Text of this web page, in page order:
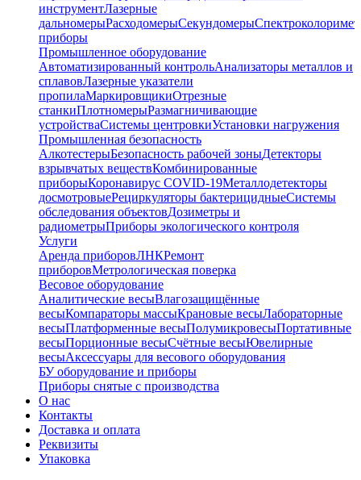
инструментЛазерные
дальномерыРасходомерыСекундомеры
приборы
Промышленное оборудование
Автоматизированный контрольАнализаторы металлов и
сплавовЛазерные указатели
пропилаМаркировщикиОтрезные
станкиПлотномерыРазмагничивающие
устройстваСистемы центровкиУстановки нагружения
Промышленная безопасность
АлкотестерыБезопасность рабочей зоныДетекторы
взрывчатых веществКомбинированные
приборыКоронавирус COVID-19Металлодетекторы
досмотровыеРециркуляторы бактерицидныеСистемы
обследования объектовДозиметры и
радиометрыПриборы экологического контроля
Услуги
Аренда приборовЛНКРемонт
приборовМетрологическая поверка
Весовое оборудование
Аналитические весыВлагозащищённые
весыКомпараторы массыКрановые весыЛабораторные
весыПлатформенные весыПолумикровесыПортативные
весыПорционные весыСчётные весыЮвелирные
весыАксессуары для весового оборудования
БУ оборудование и приборы
Приборы снятые с производства
О нас
Контакты
Доставка и оплата
Реквизиты
Упаковка